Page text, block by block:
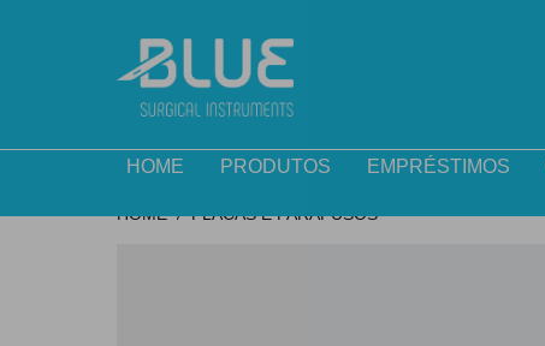
HOME PRODUTOS EMPRÉSTIMOS
HOME / PLACAS E PARAFUSOS